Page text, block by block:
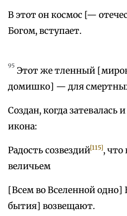
В этот он космос [—
Богом, вступает.
95 Этот же тленный
домишко] — для
Создан, когда затевалась
икона:
Радость созвездий[115], что
величьем
[Всем во Вселенной одно]
бытия] возвещают.